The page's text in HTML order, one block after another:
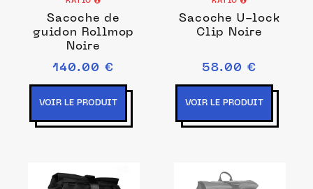
Sacoche de
guidon Rollmop
Noire
140.00 €
VOIR LE PRODUIT
Sacoche U-lock
Clip Noire
58.00 €
VOIR LE PRODUIT